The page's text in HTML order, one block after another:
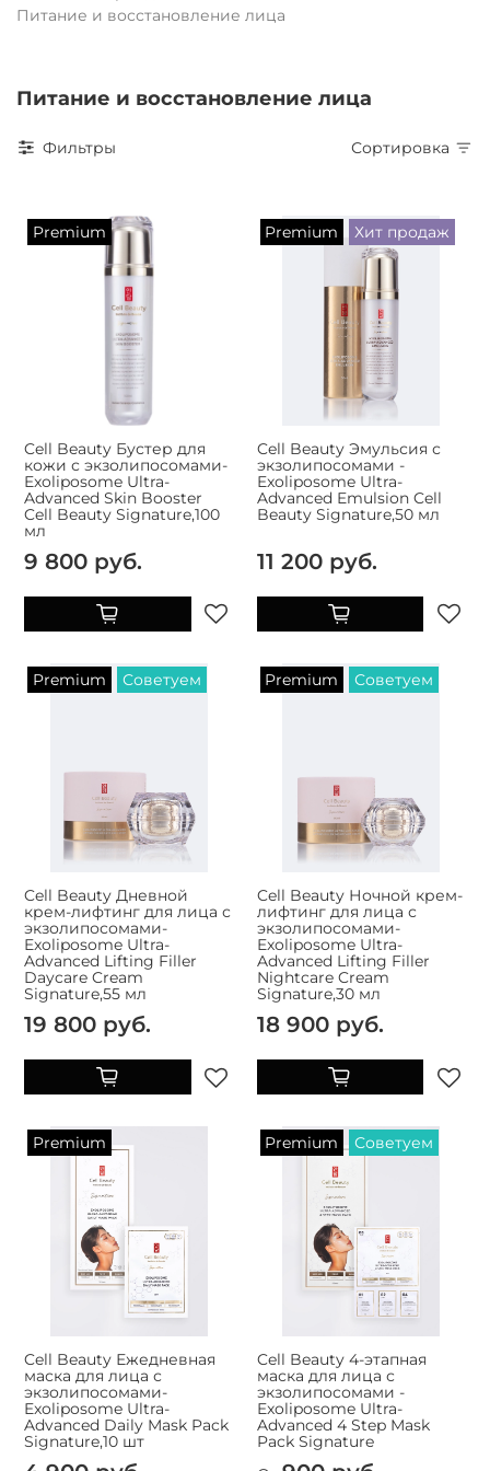
Питание и восстановление лица
Питание и восстановление лица
Фильтры Сортировка
Premium
Cell Beauty Бустер для
кожи с экзолипосомами-
Exoliposome Ultra-
Advanced Skin Booster
Cell Beauty Signature,100
мл
9 800 руб.
Premium Хит продаж
Cell Beauty Эмульсия с
экзолипосомами -
Exoliposome Ultra-
Advanced Emulsion Cell
Beauty Signature,50 мл
11 200 руб.
Premium Советуем
Cell Beauty Дневной
крем-лифтинг для лица с
экзолипосомами-
Exoliposome Ultra-
Advanced Lifting Filler
Daycare Cream
Signature,55 мл
19 800 руб.
Premium Советуем
Cell Beauty Ночной крем-
лифтинг для лица с
экзолипосомами-
Exoliposome Ultra-
Advanced Lifting Filler
Nightcare Cream
Signature,30 мл
18 900 руб.
Premium
Cell Beauty Ежедневная
маска для лица с
экзолипосомами-
Exoliposome Ultra-
Advanced Daily Mask Pack
Signature,10 шт
Premium Советуем
Cell Beauty 4-этапная
маска для лица с
экзолипосомами -
Exoliposome Ultra-
Advanced 4 Step Mask
Pack Signature